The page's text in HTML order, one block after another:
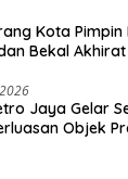
Kota Pimpin
Bekal Akhirat
Jaya Gelar
Objek